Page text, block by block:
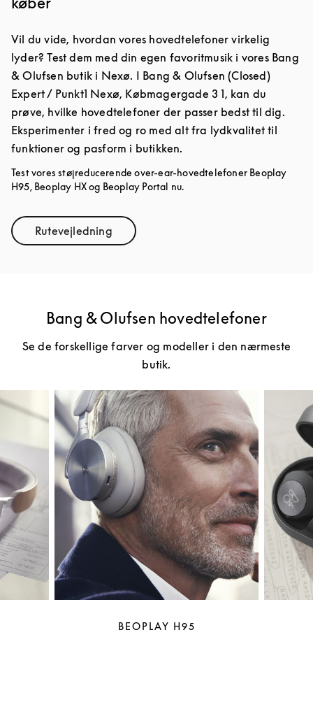
Vil du vide, hvordan vores hovedtelefoner virkelig
lyder? Test dem med din egen favoritmusik i vores Bang
& Olufsen butik i Nexø. I Bang & Olufsen (Closed)
Expert / Punkt1 Nexø, Købmagergade 3 1, kan du
prøve, hvilke hovedtelefoner der passer bedst til dig.
Eksperimenter i fred og ro med alt fra lydkvalitet til
funktioner og pasform i butikken.
Test vores støjreducerende over-ear-hovedtelefoner Beoplay
H95, Beoplay HX og Beoplay Portal nu.
RutevejledningLink Opens in New Tab
Bang & Olufsen hovedtelefoner
Se de forskellige farver og modeller i den nærmeste
butik.
BEOPLAY H95